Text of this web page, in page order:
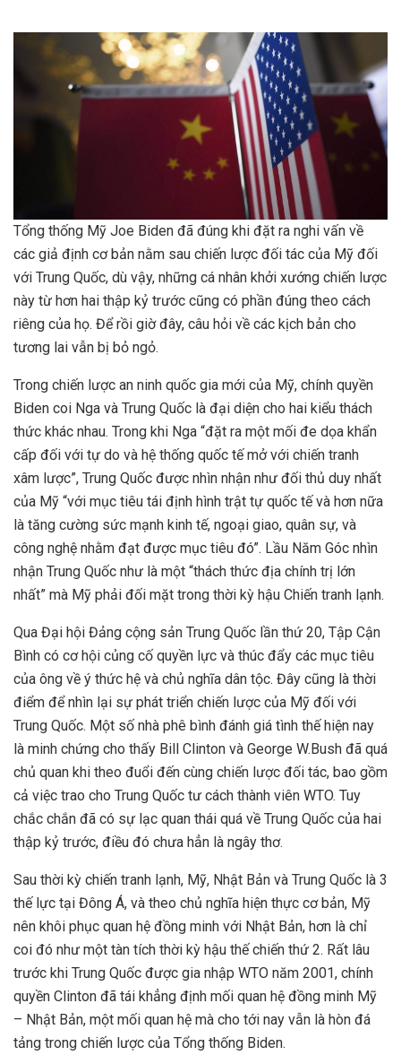
Tổng thống Mỹ Joe Biden đã đúng khi đặt ra nghi vấn về
các giả định cơ bản nằm sau chiến lược đối tác của Mỹ đối
với Trung Quốc, dù vậy, những cá nhân khởi xướng chiến lược
này từ hơn hai thập kỷ trước cũng có phần đúng theo cách
riêng của họ. Để rồi giờ đây, câu hỏi về các kịch bản cho
tương lai vẫn bị bỏ ngỏ.
Trong chiến lược an ninh quốc gia mới của Mỹ, chính quyền
Biden coi Nga và Trung Quốc là đại diện cho hai kiểu thách
thức khác nhau. Trong khi Nga “đặt ra một mối đe dọa khẩn
cấp đối với tự do và hệ thống quốc tế mở với chiến tranh
xâm lược”, Trung Quốc được nhìn nhận như đối thủ duy nhất
của Mỹ “với mục tiêu tái định hình trật tự quốc tế và hơn nữa
là tăng cường sức mạnh kinh tế, ngoại giao, quân sự, và
công nghệ nhằm đạt được mục tiêu đó”. Lầu Năm Góc nhìn
nhận Trung Quốc như là một “thách thức địa chính trị lớn
nhất” mà Mỹ phải đối mặt trong thời kỳ hậu Chiến tranh lạnh.
Qua Đại hội Đảng cộng sản Trung Quốc lần thứ 20, Tập Cận
Bình có cơ hội củng cố quyền lực và thúc đẩy các mục tiêu
của ông về ý thức hệ và chủ nghĩa dân tộc. Đây cũng là thời
điểm để nhìn lại sự phát triển chiến lược của Mỹ đối với
Trung Quốc. Một số nhà phê bình đánh giá tình thế hiện nay
là minh chứng cho thấy Bill Clinton và George W.Bush đã quá
chủ quan khi theo đuổi đến cùng chiến lược đối tác, bao gồm
cả việc trao cho Trung Quốc tư cách thành viên WTO. Tuy
chắc chắn đã có sự lạc quan thái quá về Trung Quốc của hai
thập kỷ trước, điều đó chưa hẳn là ngây thơ.
Sau thời kỳ chiến tranh lạnh, Mỹ, Nhật Bản và Trung Quốc là 3
thế lực tại Đông Á, và theo chủ nghĩa hiện thực cơ bản, Mỹ
nên khôi phục quan hệ đồng minh với Nhật Bản, hơn là chỉ
coi đó như một tàn tích thời kỳ hậu thế chiến thứ 2. Rất lâu
trước khi Trung Quốc được gia nhập WTO năm 2001, chính
quyền Clinton đã tái khẳng định mối quan hệ đồng minh Mỹ
– Nhật Bản, một mối quan hệ mà cho tới nay vẫn là hòn đá
tảng trong chiến lược của Tổng thống Biden.